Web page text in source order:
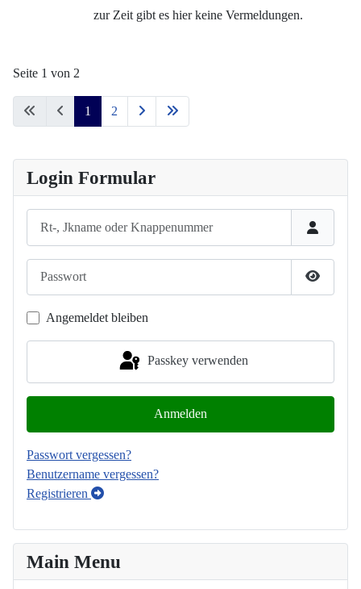
zur Zeit gibt es hier keine Vermeldungen.
Seite 1 von 2
1 2
Login Formular
Passwort
Angemeldet bleiben
Passkey verwenden
Anmelden
Passwort vergessen?
Benutzername vergessen?
Registrieren
Main Menu